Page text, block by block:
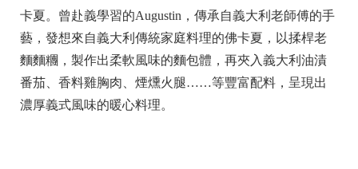
卡夏。曾赴義學習的Augustin，傳承自義大利老師傅的手
藝，發想來自義大利傳統家庭料理的佛卡夏，以揉桿老
麵麵糰，製作出柔軟風味的麵包體，再夾入義大利油漬
番茄、香料雞胸肉、煙燻火腿……等豐富配料，呈現出
濃厚義式風味的暖心料理。